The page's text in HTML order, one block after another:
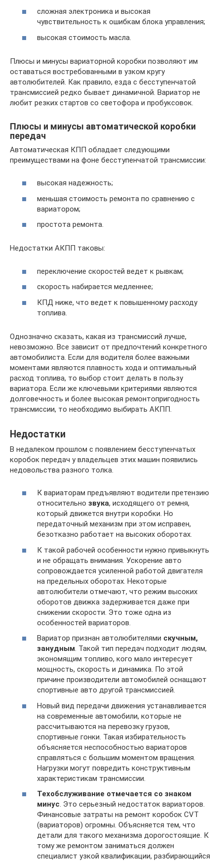
сложная электроника и высокая
чувствительность к ошибкам блока управления;
высокая стоимость масла.
Плюсы и минусы вариаторной коробки позволяют им
оставаться востребованными в узком кругу
автолюбителей. Как правило, езда с бесступенчатой
трансмиссией редко бывает динамичной. Вариатор не
любит резких стартов со светофора и пробуксовок.
Плюсы и минусы автоматической коробки
передач
Автоматическая КПП обладает следующими
преимуществами на фоне бесступенчатой трансмиссии:
высокая надежность;
меньшая стоимость ремонта по сравнению с
вариатором;
простота ремонта.
Недостатки АКПП таковы:
переключение скоростей ведет к рывкам;
скорость набирается медленнее;
КПД ниже, что ведет к повышенному расходу
топлива.
Однозначно сказать, какая из трансмиссий лучше,
невозможно. Все зависит от предпочтений конкретного
автомобилиста. Если для водителя более важными
моментами являются плавность хода и оптимальный
расход топлива, то выбор стоит делать в пользу
вариатора. Если же ключевыми критериями являются
долговечность и более высокая ремонтопригодность
трансмиссии, то необходимо выбирать АКПП.
Недостатки
В недалеком прошлом с появлением бесступенчатых
коробок передач у владельцев этих машин появились
недовольства разного толка.
К вариаторам предъявляют водители претензию
относительно звука, исходящего от ремня,
который движется внутри коробки. Но
передаточный механизм при этом исправен,
безотказно работает на высоких оборотах.
К такой рабочей особенности нужно привыкнуть
и не обращать внимания. Ускорение авто
сопровождается усиленной работой двигателя
на предельных оборотах. Некоторые
автолюбители отмечают, что режим высоких
оборотов движка задерживается даже при
снижении скорости. Это тоже одна из
особенностей вариаторов.
Вариатор признан автолюбителями скучным,
занудным. Такой тип передач подходит людям,
экономящим топливо, кого мало интересует
мощность, скорость и динамика. По этой
причине производители автомобилей оснащают
спортивные авто другой трансмиссией.
Новый вид передачи движения устанавливается
на современные автомобили, которые не
рассчитываются на перевозку грузов,
спортивные гонки. Такая избирательность
объясняется неспособностью вариаторов
справляться с большим моментом вращения.
Нагрузки могут повредить конструктивным
характеристикам трансмиссии.
Техобслуживание отмечается со знаком
минус. Это серьезный недостаток вариаторов.
Финансовые затраты на ремонт коробок CVT
(вариаторов) огромны. Объясняется тем, что
детали для такого механизма дорогостоящие. К
тому же ремонтом заниматься должен
специалист узкой квалификации, разбирающийся